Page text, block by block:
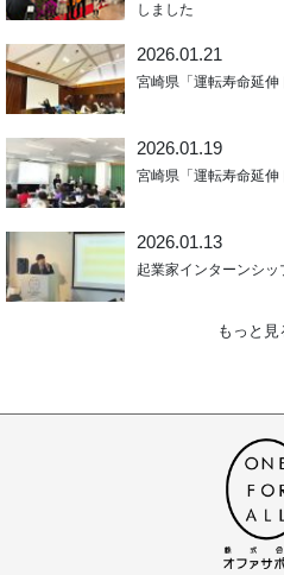
しました
2026.01.21
宮崎県「運転寿命延
2026.01.19
宮崎県「運転寿命延
2026.01.13
起業家インターンシ
もっと見